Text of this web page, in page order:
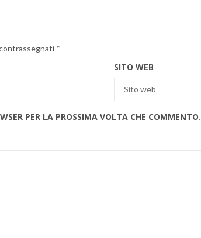
*
SITO WEB
PER LA PROSSIMA VOLTA CHE COMMENTO.